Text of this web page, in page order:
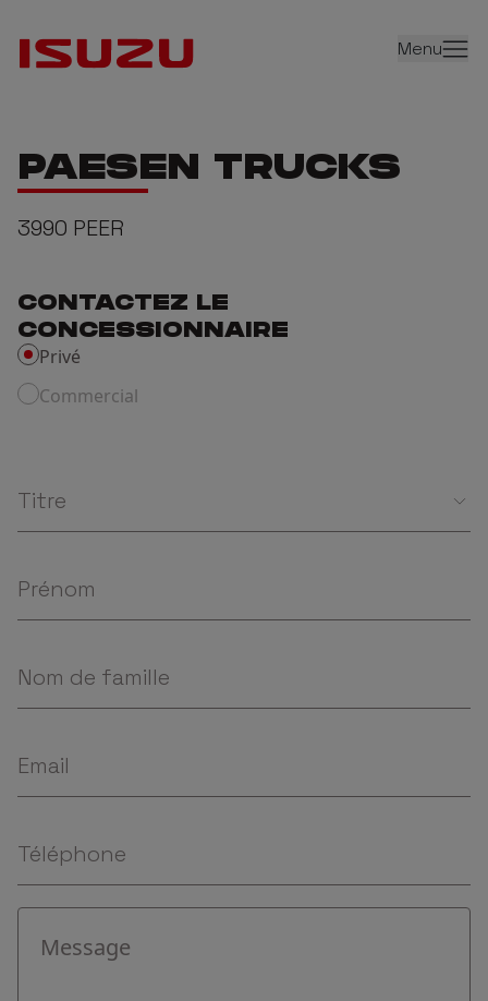
Menu
PAESEN TRUCKS
3990 PEER
CONTACTEZ LE
CONCESSIONNAIRE
Privé
Commercial
Titre